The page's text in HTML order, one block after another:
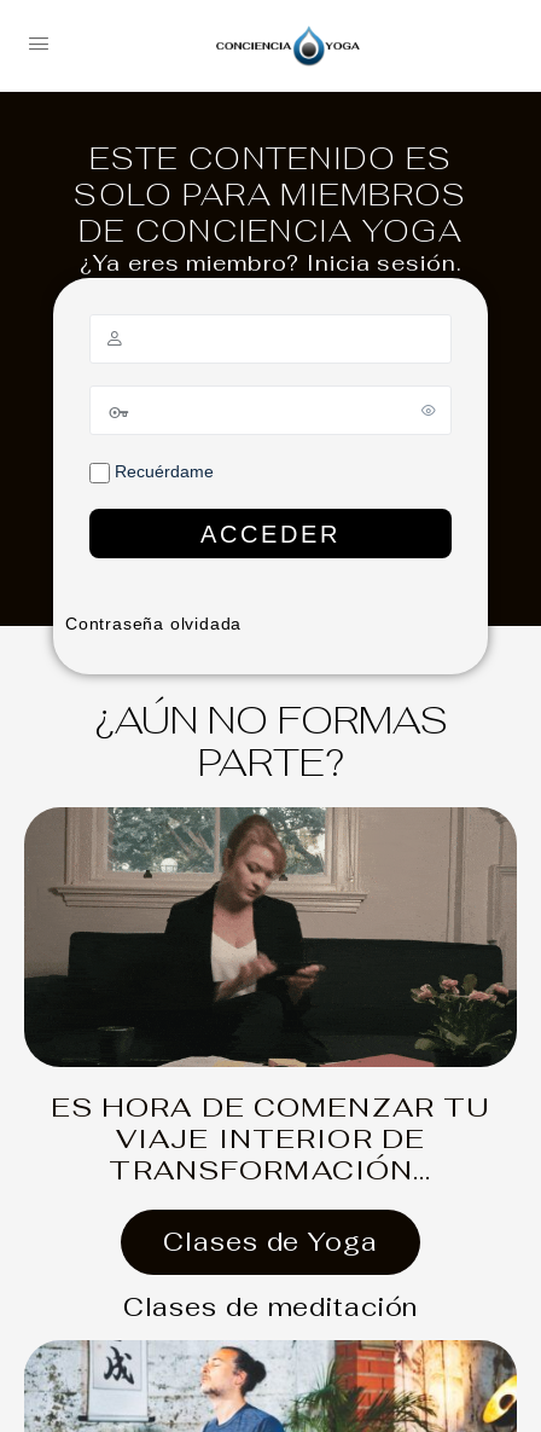
ESTE CONTENIDO ES
SOLO PARA MIEMBROS
DE CONCIENCIA YOGA
¿Ya eres miembro? Inicia sesión.
Recuérdame
Contraseña olvidada
¿AÚN NO FORMAS
PARTE?
ES HORA DE COMENZAR TU
VIAJE INTERIOR DE
TRANSFORMACIÓN...
Clases de Yoga
Clases de meditación